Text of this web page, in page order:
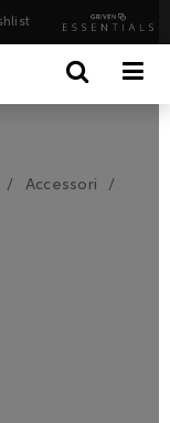
Accessori